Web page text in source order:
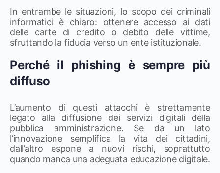
In entrambe le situazioni, lo scopo dei criminali
informatici è chiaro: ottenere accesso ai dati
delle carte di credito o debito delle vittime,
sfruttando la fiducia verso un ente istituzionale.
Perché il phishing è sempre più
diffuso
L’aumento di questi attacchi è strettamente
legato alla diffusione dei servizi digitali della
pubblica amministrazione. Se da un lato
l’innovazione semplifica la vita dei cittadini,
dall’altro espone a nuovi rischi, soprattutto
quando manca una adeguata educazione digitale.